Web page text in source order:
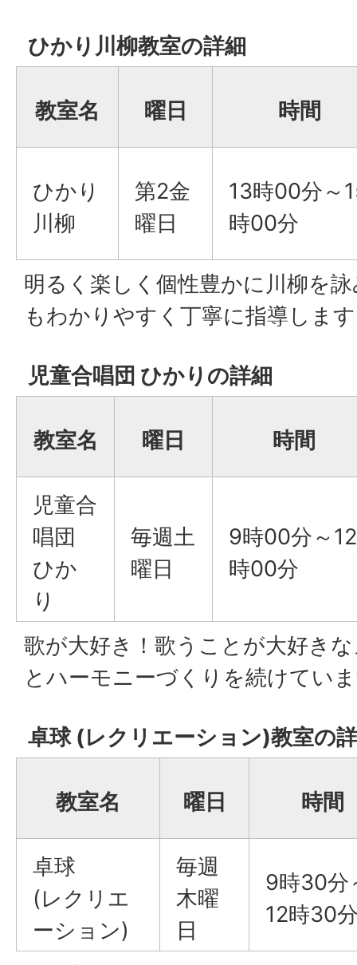
ひかり川柳教室の詳細
教室名 曜日 時間
ひかり
川柳
第2金
曜日
13時00分～
時00分
明るく楽しく個性豊かに川柳を
もわかりやすく丁寧に指導しま
児童合唱団 ひかりの詳細
教室名 曜日 時間
児童合
唱団
ひか
り
毎週土
曜日
9時00分～12
時00分
歌が大好き！歌うことが大好き
とハーモニーづくりを続けてい
卓球 (レクリエーション)教室の
教室名 曜日 時間
卓球
(レクリエ
ーション)
毎週
木曜
日
9時30分
12時30